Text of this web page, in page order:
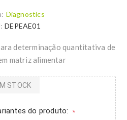
Diagnostics
DEPEAE01
determinação quantitativa de
matriz alimentar
do produto: *
STOCK